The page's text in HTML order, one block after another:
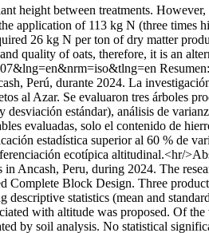
height between treatments.
application of 113 kg N (three times
26 kg N per ton of dry matter
quality of oats, therefore, it is an
Perú, durante 2024. La
al Azar. Se evaluaron tres árboles
desviación estándar), análisis de
evaluadas, solo el contenido de
estadística superior al 60 % de
ecotípica altitudinal.<hr/
in Ancash, Peru, during 2024. The
Complete Block Design. Three
descriptive statistics (mean and
with altitude was proposed. Of
by soil analysis. No statistical